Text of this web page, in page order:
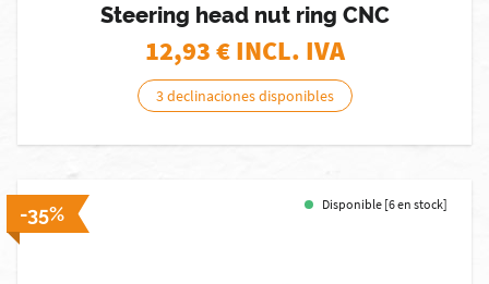
Steering head nut ring CNC
12,93€ INCL. IVA
3 declinaciones disponibles
-35% Disponible [6 en stock]